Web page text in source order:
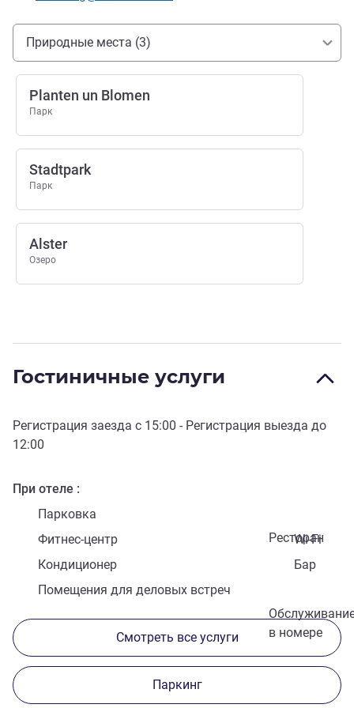
Доступ и транспорт
Природные места (3)
Planten un Blomen
Парк
Stadtpark
Парк
Alster
Озеро
Гостиничные услуги
Регистрация заезда с 15:00 - Регистрация выезда до
12:00
При отеле
Парковка
Ресторан
Фитнес-центр
Wi-Fi
Кондиционер
Бар
Помещения для деловых встреч
в номере
Смотреть все услуги
Паркинг